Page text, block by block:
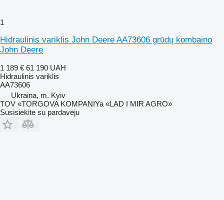
1
Hidraulinis variklis John Deere AA73606 grūdų kombaino
John Deere
1 189 € 61 190 UAH
Hidraulinis variklis
AA73606
Ukraina, m. Kyiv
TOV «TORGOVA KOMPANIYa «LAD I MIR AGRO»
Susisiekite su pardavėju